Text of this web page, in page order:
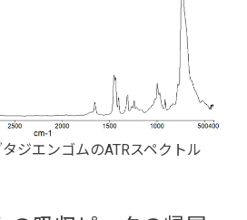
ジエンゴムのATRスペクトル